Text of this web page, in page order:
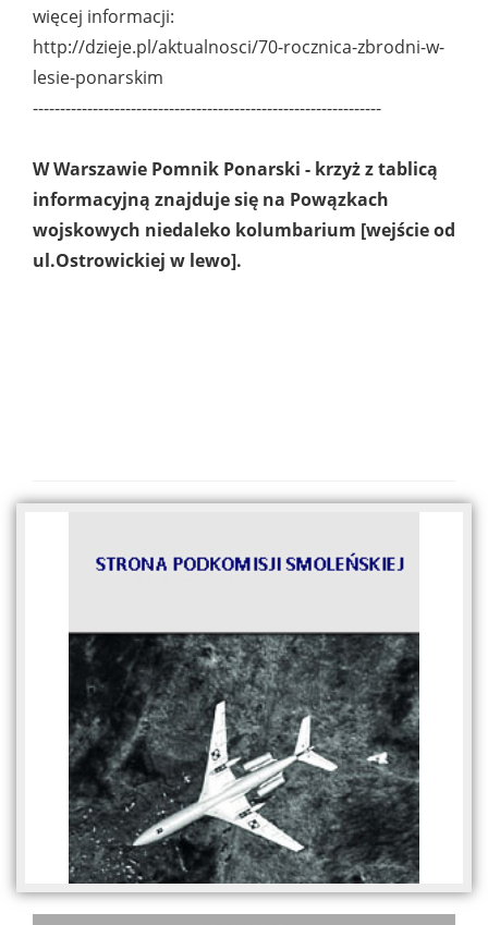
więcej informacji:
http://dzieje.pl/aktualnosci/70-rocznica-zbrodni-w-
lesie-ponarskim
----------------------------------------------------------------
W Warszawie Pomnik Ponarski - krzyż z tablicą
informacyjną znajduje się na Powązkach
wojskowych niedaleko kolumbarium [wejście od
ul.Ostrowickiej w lewo].